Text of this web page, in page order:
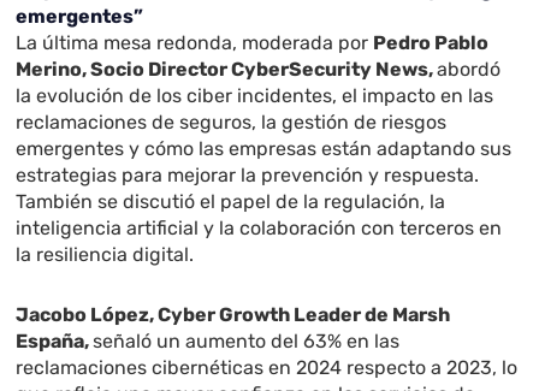
emergentes”
La última mesa redonda, moderada por Pedro Pablo
Merino, Socio Director CyberSecurity News,abordó
la evolución de los ciber incidentes, el impacto en las
reclamaciones de seguros, la gestión de riesgos
emergentes y cómo las empresas están adaptando sus
estrategias para mejorar la prevención y respuesta.
También se discutió el papel de la regulación, la
inteligencia artificial y la colaboración con terceros en
la resiliencia digital.
Jacobo López, Cyber Growth Leader de Marsh
España,señaló un aumento del 63% en las
reclamaciones cibernéticas en 2024 respecto a 2023, lo